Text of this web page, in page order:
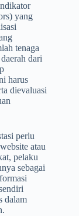
yang
tenaga
dari
harus
dievaluasi
perlu
atau
pelaku
sebagai
dalam